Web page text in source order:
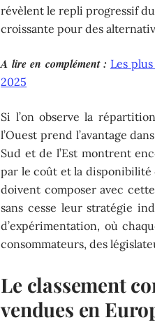
révèlent le repli progressif
croissante pour des
A lire en complément : Les
2025
Si l’on observe la
l’Ouest prend l’avantage
Sud et de l’Est montrent
par le coût et la
doivent composer avec
sans cesse leur stratégie
d’expérimentation, où
consommateurs, des
Le classement
vendues en